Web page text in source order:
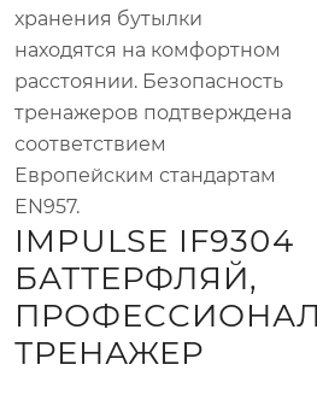
хранения бутылки
находятся на комфортном
расстоянии. Безопасность
тренажеров подтверждена
соответствием
Европейским стандартам
EN957.
IMPULSE IF9304
БАТТЕРФЛЯЙ,
ТРЕНАЖЕР